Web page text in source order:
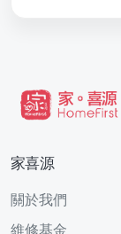
家喜源
關於我們
維修基金